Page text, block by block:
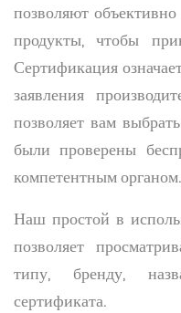
позволяют
продукты, чтобы
Сертификация
заявления
позволяет вам
были проверены
компетентным органом.
Наш простой в
позволяет
типу, бренду,
сертификата.